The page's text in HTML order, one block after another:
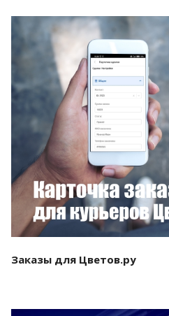
Смотреть
Заказы для Цветов.ру